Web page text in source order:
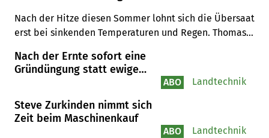
Nach der Hitze diesen Sommer lohnt sich die Übersaat
erst bei sinkenden Temperaturen und Regen. Thomas
passende Mischungen mit tiefwurzelnden Gräsern und
Klee sowie Schlitzsaat.
Nach der Ernte sofort eine
Gründüngung statt ewige
ABO Landtechnik
Steve Zurkinden nimmt sich
Zeit beim Maschinenkauf
Landtechnik
ABO